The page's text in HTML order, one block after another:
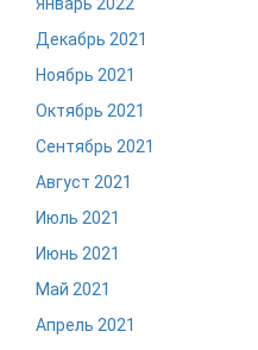
Декабрь 2021
Ноябрь 2021
Октябрь 2021
Сентябрь 2021
Август 2021
Июль 2021
Июнь 2021
Май 2021
Апрель 2021